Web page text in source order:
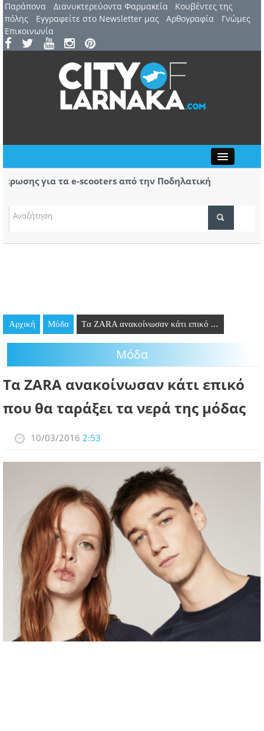
Παράπονα Διανυκτερεύοντα Φαρμακεία
Kουβέντες της
πόλης
Εγγραφείτε στο Newsletter μας Αρθογραφία
Γνώμες
Επικοινωνία
ΤΟΠΙΚΑ ΝΕΑ
ΘΕΣΕΙΣ ΕΡΓΑΣΙΑΣ
ΠΡΟΣΩΠΑ
ΛΑΡΝΑΚΑ 2030
για τα e-scooters από την Ποδηλατική
Αρχική Μόδα Tα ZARA ανακοίνωσαν κάτι επικό ...
Μόδα
Tα ZARA ανακοίνωσαν κάτι επικό
που θα ταράξει τα νερά της μόδας
10/03/2016 2:53